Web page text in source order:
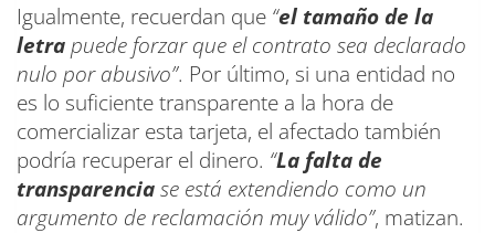
Igualmente, recuerdan que “el tamaño de la
letrapuede forzar que el contrato sea declarado
nulo por abusivo”. Por último, si una entidad no
es lo suficiente transparente a la hora de
comercializar esta tarjeta, el afectado también
podría recuperar el dinero. “La falta de
transparenciase está extendiendo como un
argumento de reclamación muy válido”, matizan.